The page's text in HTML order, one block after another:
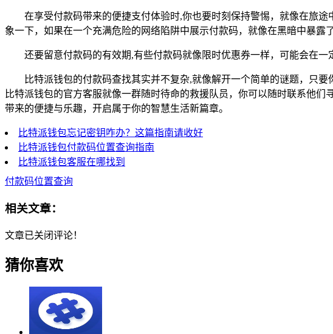
在享受付款码带来的便捷支付体验时,你也要时刻保持警惕，就像在旅
象一下，如果在一个充满危险的网络陷阱中展示付款码，就像在黑暗中暴露
还要留意付款码的有效期,有些付款码就像限时优惠券一样，可能会在
比特派钱包的付款码查找其实并不复杂,就像解开一个简单的谜题，只
比特派钱包的官方客服就像一群随时待命的救援队员，你可以随时联系他
带来的便捷与乐趣，开启属于你的智慧生活新篇章。
比特派钱包忘记密钥咋办？这篇指南请收好
比特派钱包付款码位置查询指南
比特派钱包客服在哪找到
付款码位置查询
相关文章：
文章已关闭评论！
猜你喜欢